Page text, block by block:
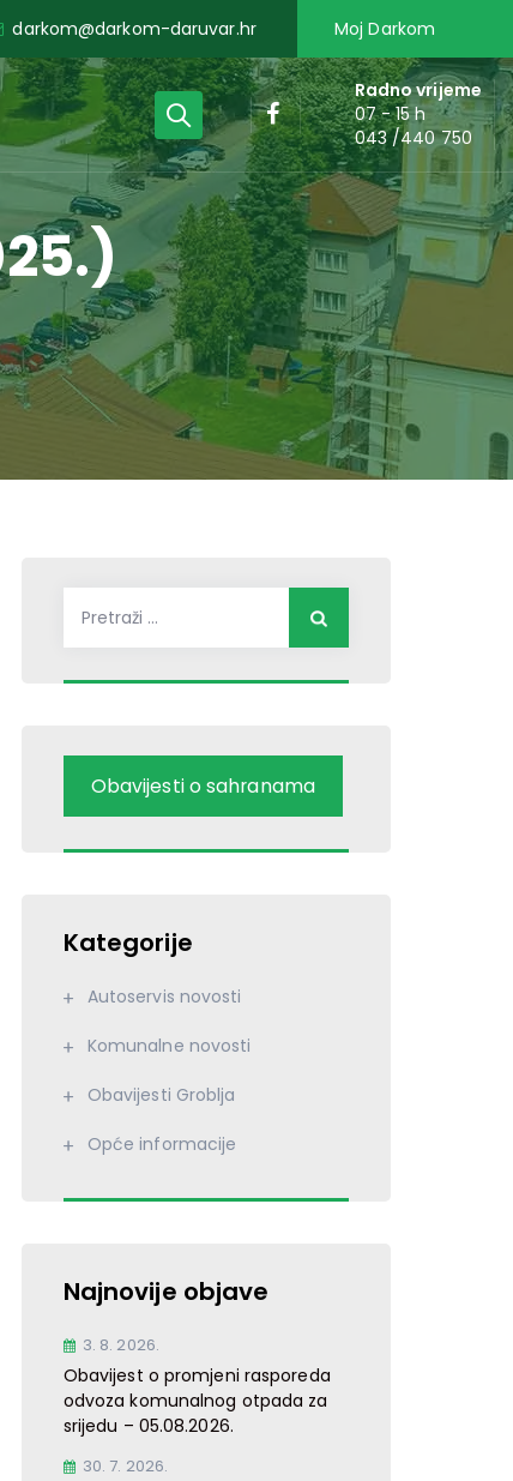
darkom@darkom-daruvar.hr Moj Darkom
Radno vrijeme
07 - 15 h
043 /440 750
Obavijesti o sahranama
Kategorije
Autoservis novosti
Komunalne novosti
Obavijesti Groblja
Opće informacije
Najnovije objave
3. 8. 2026.
Obavijest o promjeni rasporeda
odvoza komunalnog otpada za
srijedu – 05.08.2026.
30. 7. 2026.